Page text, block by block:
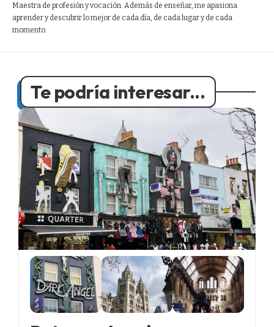
Maestra de profesión y vocación. Además de enseñar, me apasiona
aprender y descubrir lo mejor de cada día, de cada lugar y de cada
momento.
Te podría interesar...